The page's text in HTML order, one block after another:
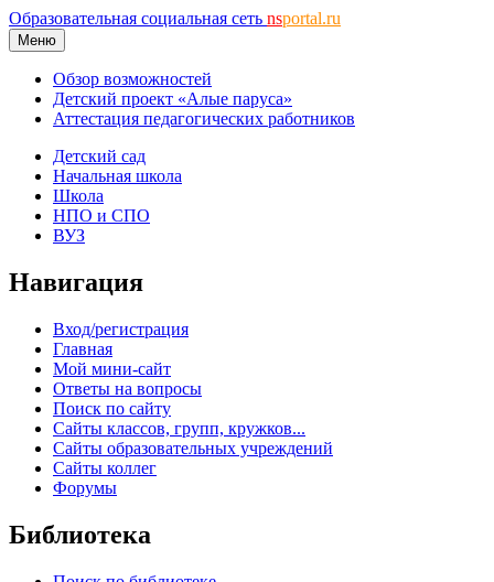
Образовательная социальная сеть nsportal.ru
Меню
Обзор возможностей
Детский проект «Алые паруса»
Аттестация педагогических работников
Детский сад
Начальная школа
Школа
НПО и СПО
ВУЗ
Навигация
Вход/регистрация
Главная
Мой мини-сайт
Ответы на вопросы
Поиск по сайту
Сайты классов, групп, кружков...
Сайты образовательных учреждений
Сайты коллег
Форумы
Библиотека